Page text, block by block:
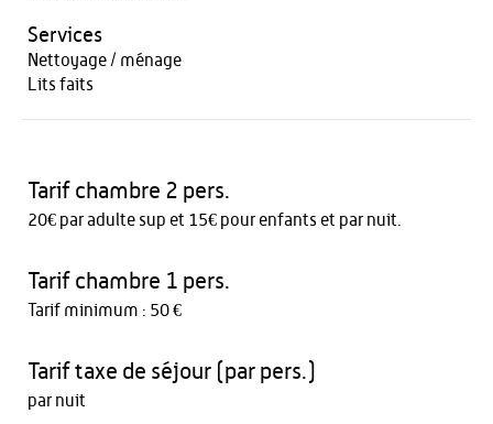
Services
Nettoyage / ménage
Lits faits
Tarif chambre 2 pers.
20€ par adulte sup et 15€ pour enfants et par nuit.
Tarif chambre 1 pers.
Tarif minimum : 50 €
Tarif taxe de séjour (par pers.)
par nuit